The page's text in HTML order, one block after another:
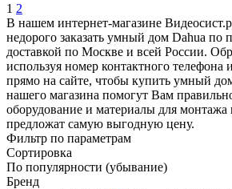
1 2
В нашем интернет-магазине
недорого заказать умный дом Dahua по
доставкой по Москве и всей России.
используя номер контактного телефона
прямо на сайте, чтобы купить умный
нашего магазина помогут Вам
оборудование и материалы для
предложат самую выгодную цену.
Фильтр по параметрам
Сортировка
По популярности (убывание)
Бренд